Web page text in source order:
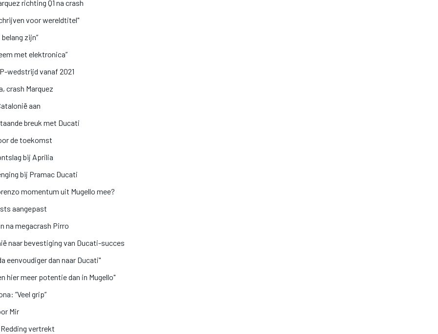
richting Q1 na crash
voor wereldtitel"
zijn”
met elektronica”
wedstrijd vanaf 2021
crash Marquez
aan
breuk met Ducati
de toekomst
bij Aprilia
bij Pramac Ducati
momentum uit Mugello mee?
aangepast
na megacrash Pirro
naar bevestiging van Ducati-succes
eenvoudiger dan naar Ducati"
hier meer potentie dan in Mugello"
”Veel grip”
Mir
vertrekt